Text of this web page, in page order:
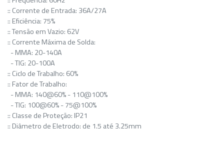
:: Corrente de Entrada: 36A/27A
:: Eficiência: 75%
:: Tensão em Vazio: 62V
:: Corrente Máxima de Solda:
- MMA: 20-140A
- TIG: 20-100A
:: Ciclo de Trabalho: 60%
:: Fator de Trabalho:
- MMA: 140@60% - 110@100%
- TIG: 100@60% - 75@100%
:: Classe de Proteção: IP21
:: Diâmetro de Eletrodo: de 1.5 até 3.25mm